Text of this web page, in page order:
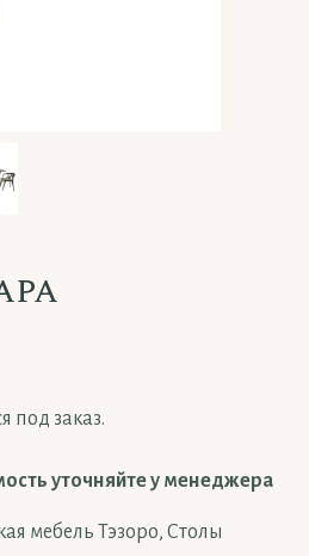
под заказ.
уточняйте у менеджера
мебель Тэзоро, Столы